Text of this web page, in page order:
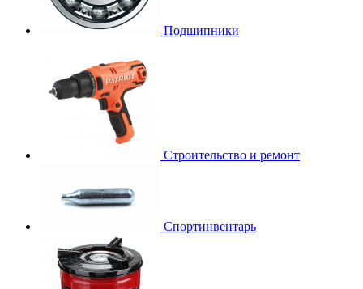
Подшипники
Строительство и ремонт
Спортинвентарь